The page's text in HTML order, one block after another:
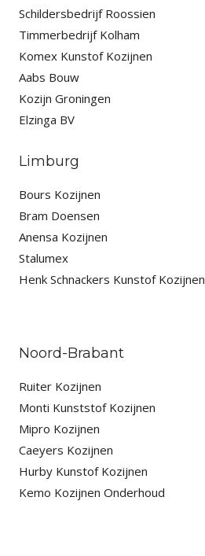
Schildersbedrijf Roossien
Timmerbedrijf Kolham
Komex Kunstof Kozijnen
Aabs Bouw
Kozijn Groningen
Elzinga BV
Limburg
Bours Kozijnen
Bram Doensen
Anensa Kozijnen
Stalumex
Henk Schnackers Kunstof Kozijnen
Noord-Brabant
Ruiter Kozijnen
Monti Kunststof Kozijnen
Mipro Kozijnen
Caeyers Kozijnen
Hurby Kunstof Kozijnen
Kemo Kozijnen Onderhoud